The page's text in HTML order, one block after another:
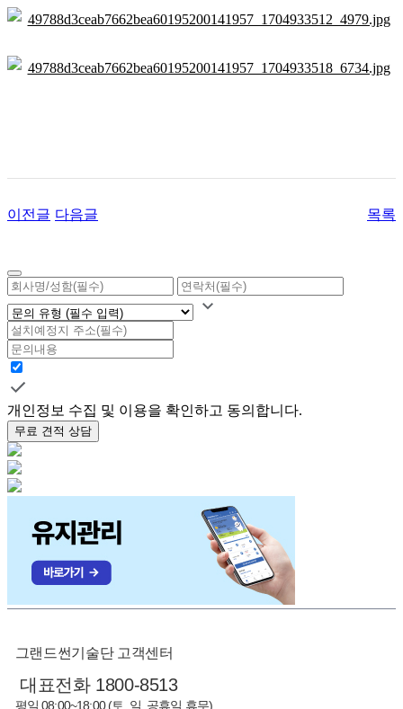
이전글 다음글 목록
개인정보 수집 및 이용을 확인하고 동의합니다.
무료 견적 상담
그랜드썬기술단 고객센터
대표전화 1800-8513
평일 08:00~18:00 (토, 일, 공휴일 휴무)